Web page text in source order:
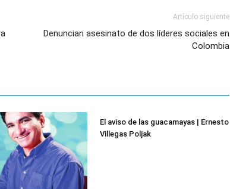
Artículo siguiente
Denuncian asesinato de dos líderes sociales en
Colombia
El aviso de las guacamayas | Ernesto
Villegas Poljak